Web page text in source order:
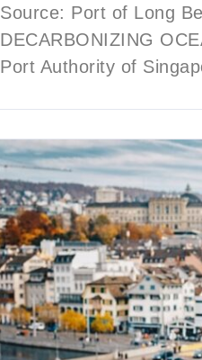
Source: Port of Long
DECARBONIZING
Port Authority of